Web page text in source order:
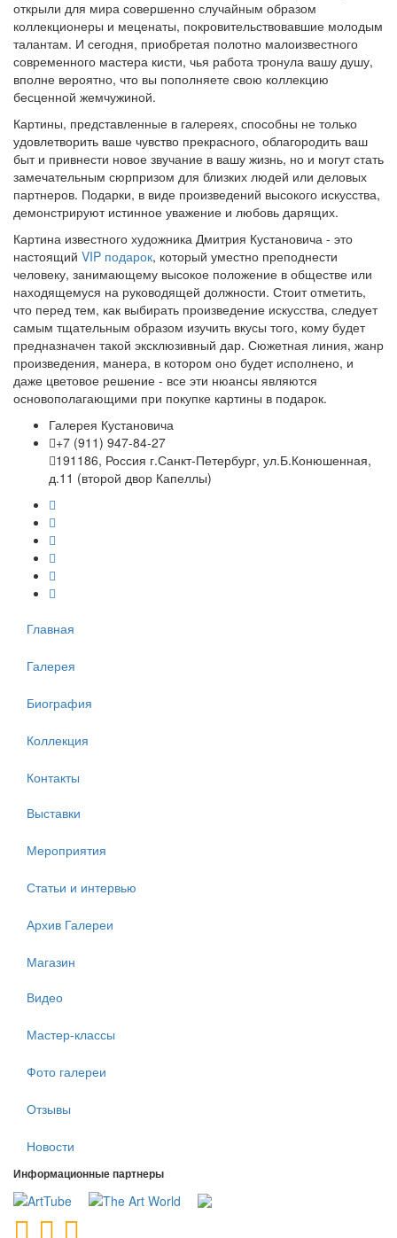
открыли для мира совершенно случайным образом
коллекционеры и меценаты, покровительствовавшие молодым
талантам. И сегодня, приобретая полотно малоизвестного
современного мастера кисти, чья работа тронула вашу душу,
вполне вероятно, что вы пополняете свою коллекцию
бесценной жемчужиной.
Картины, представленные в галереях, способны не только
удовлетворить ваше чувство прекрасного, облагородить ваш
быт и привнести новое звучание в вашу жизнь, но и могут стать
замечательным сюрпризом для близких людей или деловых
партнеров. Подарки, в виде произведений высокого искусства,
демонстрируют истинное уважение и любовь дарящих.
Картина известного художника Дмитрия Кустановича - это
настоящий VIP подарок, который уместно преподнести
человеку, занимающему высокое положение в обществе или
находящемуся на руководящей должности. Стоит отметить,
что перед тем, как выбирать произведение искусства, следует
самым тщательным образом изучить вкусы того, кому будет
предназначен такой эксклюзивный дар. Сюжетная линия, жанр
произведения, манера, в котором оно будет исполнено, и
даже цветовое решение - все эти нюансы являются
основополагающими при покупке картины в подарок.
Галерея Кустановича
+7 (911) 947-84-27
191186, Россия г.Санкт-Петербург, ул.Б.Конюшенная,
д.11 (второй двор Капеллы)
Главная
Галерея
Биография
Коллекция
Контакты
Выставки
Мероприятия
Статьи и интервью
Архив Галереи
Магазин
Видео
Мастер-классы
Фото галереи
Отзывы
Новости
Информационные партнеры